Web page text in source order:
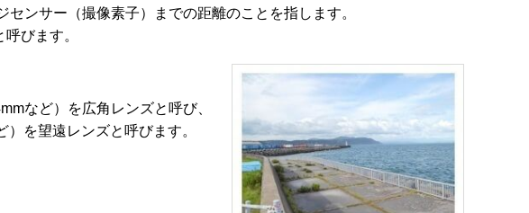
ンサー（撮像素子）までの距離のことを指します。
びます。
など）を広角レンズと呼び、
を望遠レンズと呼びます。